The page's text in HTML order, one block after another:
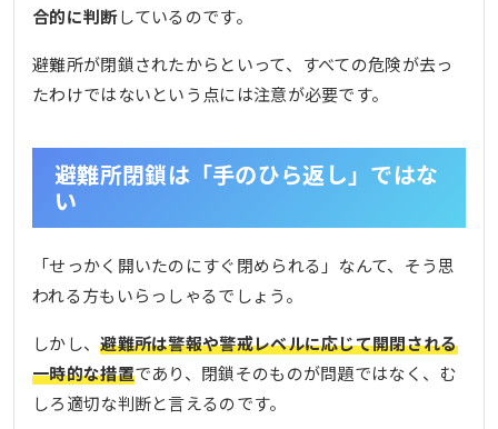
合的に判断しているのです。
避難所が閉鎖されたからといって、すべての危険が去っ
たわけではないという点には注意が必要です。
避難所閉鎖は「手のひら返し」ではな
い
「せっかく開いたのにすぐ閉められる」なんて、そう思
われる方もいらっしゃるでしょう。
しかし、避難所は警報や警戒レベルに応じて開閉される
一時的な措置であり、閉鎖そのものが問題ではなく、む
しろ適切な判断と言えるのです。